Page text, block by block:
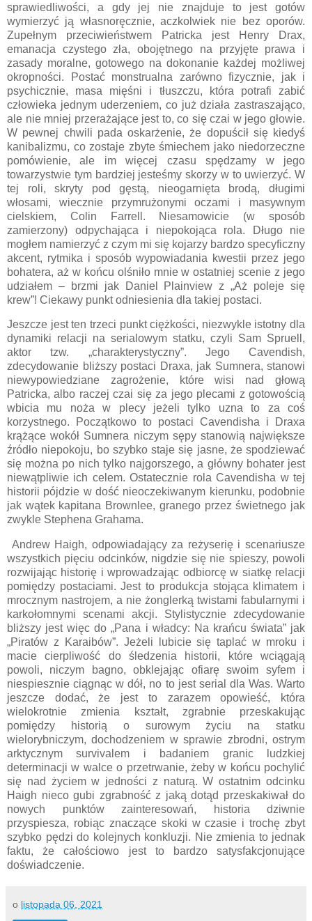
sprawiedliwości, a gdy jej nie znajduje to jest gotów
wymierzyć ją własnoręcznie, aczkolwiek nie bez oporów.
Zupełnym przeciwieństwem Patricka jest Henry Drax,
emanacja czystego zła, obojętnego na przyjęte prawa i
zasady moralne, gotowego na dokonanie każdej możliwej
okropności. Postać monstrualna zarówno fizycznie, jak i
psychicznie, masa mięśni i tłuszczu, która potrafi zabić
człowieka jednym uderzeniem, co już działa zastraszająco,
ale nie mniej przerażające jest to, co się czai w jego głowie.
W pewnej chwili pada oskarżenie, że dopuścił się kiedyś
kanibalizmu, co zostaje zbyte śmiechem jako niedorzeczne
pomówienie, ale im więcej czasu spędzamy w jego
towarzystwie tym bardziej jesteśmy skorzy w to uwierzyć. W
tej roli, skryty pod gęstą, nieogarnięta brodą, długimi
włosami, wiecznie przymrużonymi oczami i masywnym
cielskiem, Colin Farrell. Niesamowicie (w sposób
zamierzony) odpychająca i niepokojąca rola. Długo nie
mogłem namierzyć z czym mi się kojarzy bardzo specyficzny
akcent, rytmika i sposób wypowiadania kwestii przez jego
bohatera, aż w końcu olśniło mnie w ostatniej scenie z jego
udziałem – brzmi jak Daniel Plainview z „Aż poleje się
krew”! Ciekawy punkt odniesienia dla takiej postaci.
Jeszcze jest ten trzeci punkt ciężkości, niezwykle istotny dla
dynamiki relacji na serialowym statku, czyli Sam Spruell,
aktor tzw. „charakterystyczny”. Jego Cavendish,
zdecydowanie bliższy postaci Draxa, jak Sumnera, stanowi
niewypowiedziane zagrożenie, które wisi nad głową
Patricka, albo raczej czai się za jego plecami z gotowością
wbicia mu noża w plecy jeżeli tylko uzna to za coś
korzystnego. Początkowo to postaci Cavendisha i Draxa
krążące wokół Sumnera niczym sępy stanowią największe
źródło niepokoju, bo szybko staje się jasne, że spodziewać
się można po nich tylko najgorszego, a główny bohater jest
niewątpliwie ich celem. Ostatecznie rola Cavendisha w tej
historii pójdzie w dość nieoczekiwanym kierunku, podobnie
jak wątek kapitana Brownlee, granego przez świetnego jak
zwykle Stephena Grahama.
Andrew Haigh, odpowiadający za reżyserię i scenariusze
wszystkich pięciu odcinków, nigdzie się nie spieszy, powoli
rozwijając historię i wprowadzając odbiorcę w siatkę relacji
pomiędzy postaciami. Jest to produkcja stojąca klimatem i
mrocznym nastrojem, a nie żonglerką twistami fabularnymi i
karkołomnymi scenami akcji. Stylistycznie zdecydowanie
bliższy jest więc do „Pana i władcy: Na krańcu świata” jak
„Piratów z Karaibów”. Jeżeli lubicie się taplać w mroku i
macie cierpliwość do śledzenia historii, które wciągają
powoli, niczym bagno, obklejając ofiarę swoim syfem i
niespiesznie ciągnąc w dół, no to jest serial dla Was. Warto
jeszcze dodać, że jest to zarazem opowieść, która
wielokrotnie zmienia kształt, zgrabnie przeskakując
pomiędzy historią o surowym życiu na statku
wielorybniczym, dochodzeniem w sprawie zbrodni, ostrym
arktycznym survivalem i badaniem granic ludzkiej
determinacji w walce o przetrwanie, żeby w końcu pochylić
się nad życiem w jedności z naturą. W ostatnim odcinku
Haigh nieco gubi zgrabność z jaką dotąd przeskakiwał do
nowych punktów zainteresowań, historia dziwnie
przyspiesza, robiąc znaczące skoki w czasie i trochę zbyt
szybko pędzi do kolejnych konkluzji. Nie zmienia to jednak
faktu, że całościowo jest to bardzo satysfakcjonujące
doświadczenie.
o listopada 06, 2021